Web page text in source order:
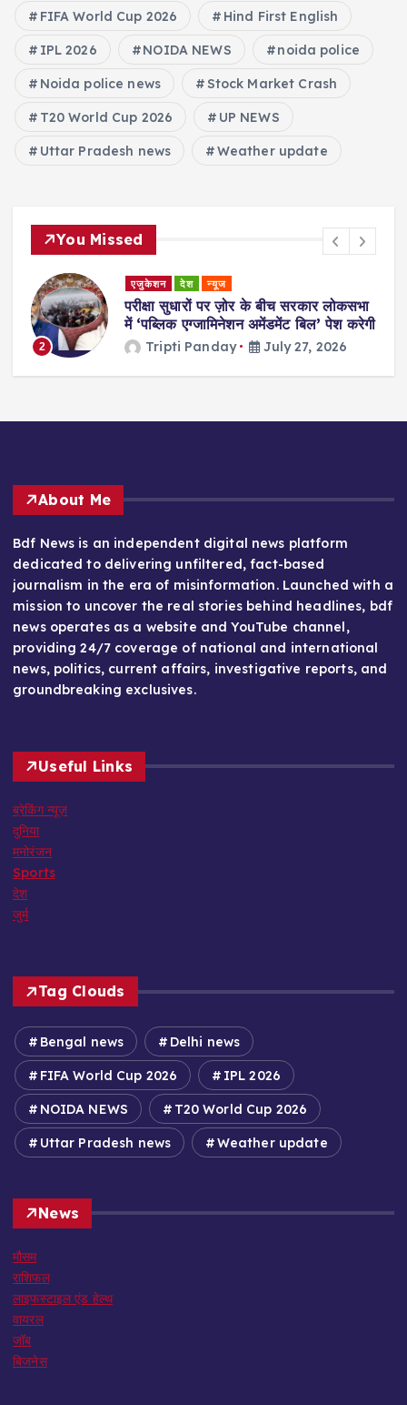
FIFA World Cup 2026 Hind First English
IPL 2026 NOIDA NEWS noida police
Noida police news Stock Market Crash
T20 World Cup 2026 UP NEWS
Uttar Pradesh news Weather update
You Missed
2
एजुकेशन देश न्यूज
परीक्षा सुधारों पर ज़ोर के बीच सरकार लोकसभा
में ‘पब्लिक एग्जामिनेशन अमेंडमेंट बिल’ पेश करेगी
Tripti Panday July 27, 2026
About Me
Bdf News is an independent digital news platform
dedicated to delivering unfiltered, fact-based
journalism in the era of misinformation. Launched with a
mission to uncover the real stories behind headlines, bdf
news operates as a website and YouTube channel,
providing 24/7 coverage of national and international
news, politics, current affairs, investigative reports, and
groundbreaking exclusives.
Useful Links
ब्रेकिंग न्यूज़
दुनिया
मनोरंजन
Sports
देश
जुर्म
Tag Clouds
Bengal news Delhi news
FIFA World Cup 2026 IPL 2026
NOIDA NEWS T20 World Cup 2026
Uttar Pradesh news Weather update
News
मौसम
राशिफल
लाइफस्टाइल एंड हेल्थ
वायरल
जॉब
बिजनेस